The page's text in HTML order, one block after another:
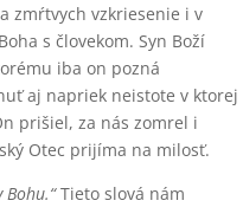
zmŕtvych vzkriesenie i v
s človekom. Syn Boží
iba on pozná
aj napriek neistote v ktorej
prišiel, za nás zomrel i
Otec prijíma na milosť.
Bohu.“Tieto slová nám